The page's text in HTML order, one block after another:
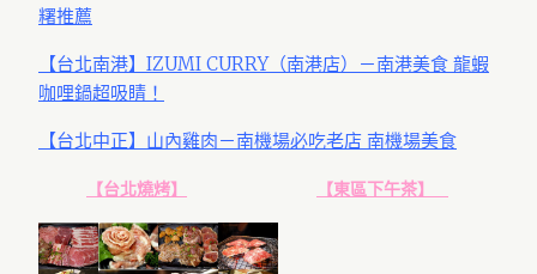
糬推薦
【台北南港】IZUMI CURRY（南港店）－南港美食 龍蝦
咖哩鍋超吸睛！
【台北中正】山內雞肉－南機場必吃老店 南機場美食
【台北燒烤】 【東區下午茶】